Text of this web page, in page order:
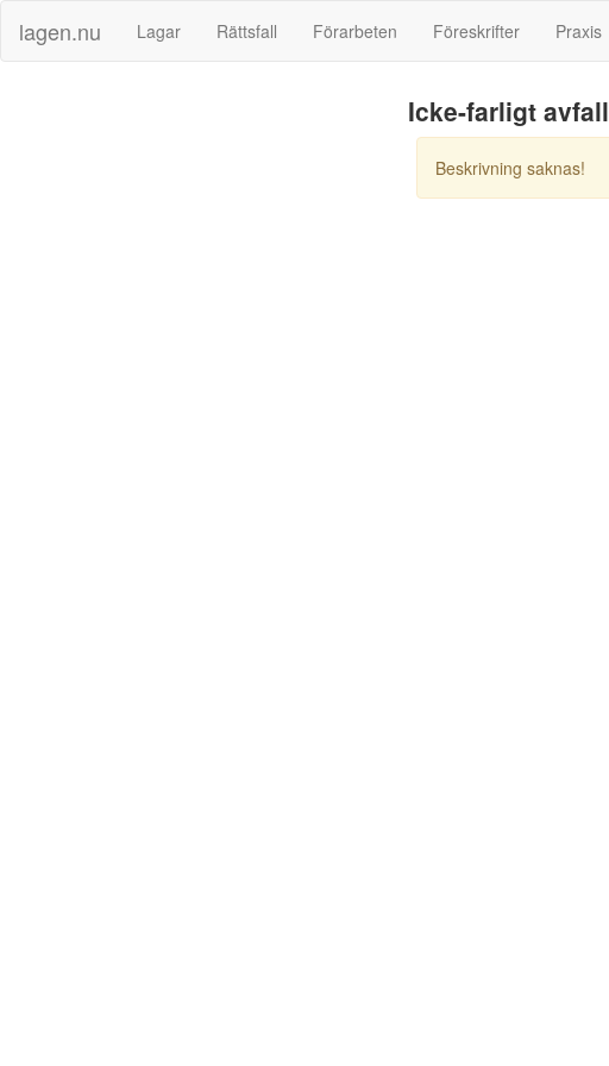
lagen.nu Lagar Rättsfall Förarbeten Föreskrifter Praxis
Icke-farligt avfall
Beskrivning saknas!